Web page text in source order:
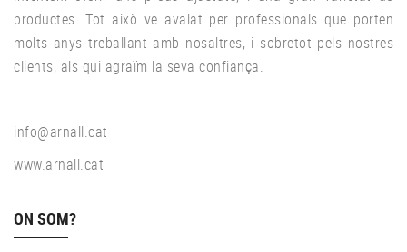
productes. Tot això ve avalat per professionals que porten
molts anys treballant amb nosaltres, i sobretot pels nostres
clients, als qui agraïm la seva confiança.
info@arnall.cat
www.arnall.cat
ON SOM?